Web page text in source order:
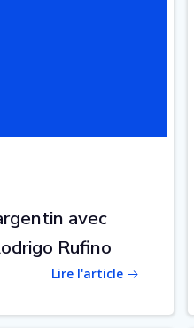
avec
Rufino
Lire l'article